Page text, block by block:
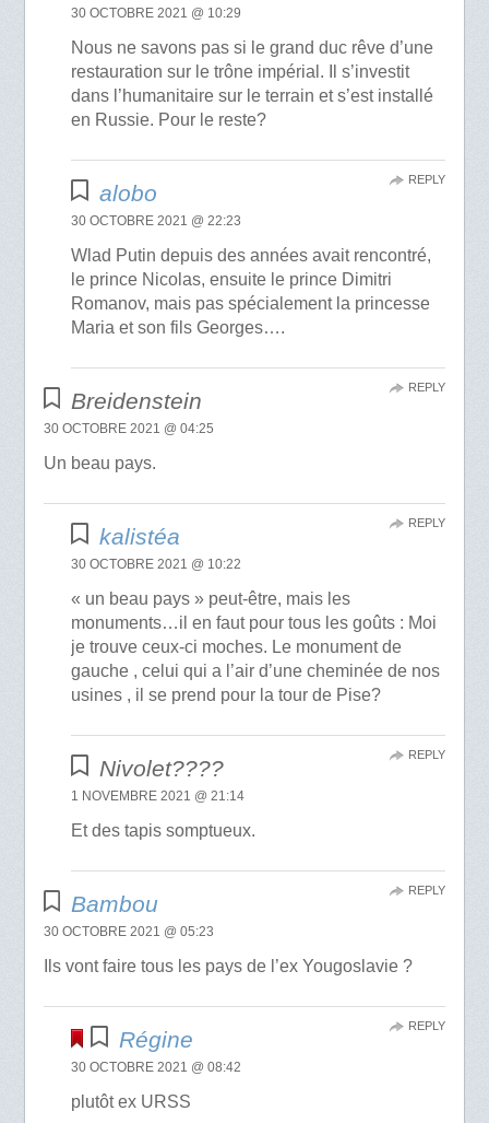
30 OCTOBRE 2021 @ 10:29
Nous ne savons pas si le grand duc rêve d’une
restauration sur le trône impérial. Il s’investit
dans l’humanitaire sur le terrain et s’est installé
en Russie. Pour le reste?
alobo
30 OCTOBRE 2021 @ 22:23
Wlad Putin depuis des années avait rencontré,
le prince Nicolas, ensuite le prince Dimitri
Romanov, mais pas spécialement la princesse
Maria et son fils Georges….
REPLY
Breidenstein
30 OCTOBRE 2021 @ 04:25
Un beau pays.
REPLY
kalistéa
30 OCTOBRE 2021 @ 10:22
« un beau pays » peut-être, mais les
monuments…il en faut pour tous les goûts : Moi
je trouve ceux-ci moches. Le monument de
gauche , celui qui a l’air d’une cheminée de nos
usines , il se prend pour la tour de Pise?
REPLY
Nivolet????
1 NOVEMBRE 2021 @ 21:14
Et des tapis somptueux.
REPLY
Bambou
30 OCTOBRE 2021 @ 05:23
Ils vont faire tous les pays de l’ex Yougoslavie ?
REPLY
Régine
30 OCTOBRE 2021 @ 08:42
plutôt ex URSS
REPLY